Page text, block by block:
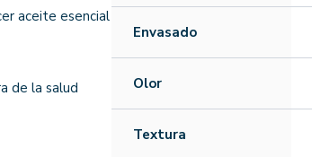
aceite esencial
de la salud
Envasado
Olor
Textura